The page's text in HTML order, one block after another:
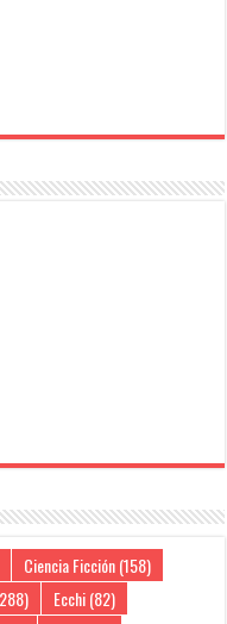
Ciencia Ficción(158)
Ecchi(82)